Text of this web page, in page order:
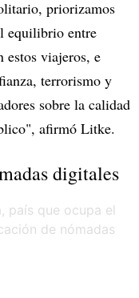
priorizamos
equilibrio entre
estos viajeros, e
terrorismo y
sobre la calidad
afirmó Litke.
digitales